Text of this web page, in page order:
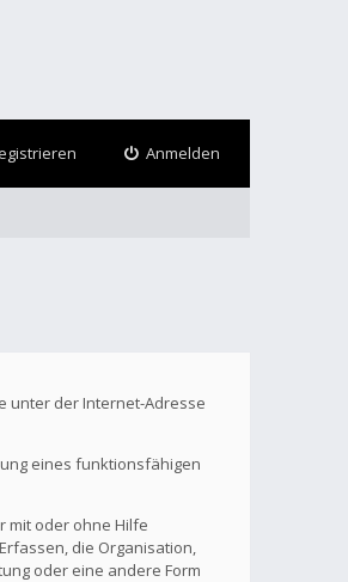
Anmelden
unter der Internet-Adresse
eines funktionsfähigen
mit oder ohne Hilfe
die Organisation,
oder eine andere Form